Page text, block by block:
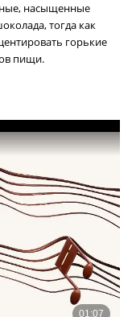
насыщенные
тогда как
горькие
пищи.